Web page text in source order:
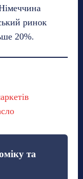
ринок
20%.
та